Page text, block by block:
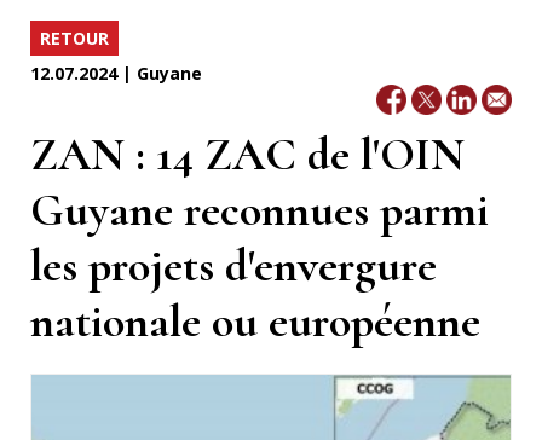
RETOUR
12.07.2024 | Guyane
ZAN : 14 ZAC de l'OIN
Guyane reconnues parmi
les projets d'envergure
nationale ou européenne